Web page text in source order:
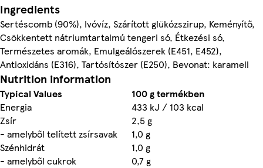
Ingredients
Sertéscomb (90%), Ivóvíz, Szárított glükózszirup, Keményítő,
Csökkentett nátriumtartalmú tengeri só, Étkezési só,
Természetes aromák, Emulgeálószerek (E451, E452),
Antioxidáns (E316), Tartósítószer (E250), Bevonat: karamell
Nutrition information
Typical Values
100 g termékben
Energia
433 kJ / 103 kcal
Zsír
2,5 g
- amelyből telített zsírsavak
1,0 g
Szénhidrát
1,0 g
- amelyből cukrok
0,7 g